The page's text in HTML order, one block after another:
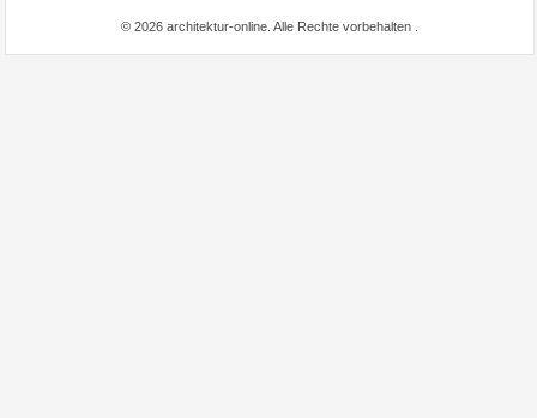
© 2026 architektur-online. Alle Rechte vorbehalten .